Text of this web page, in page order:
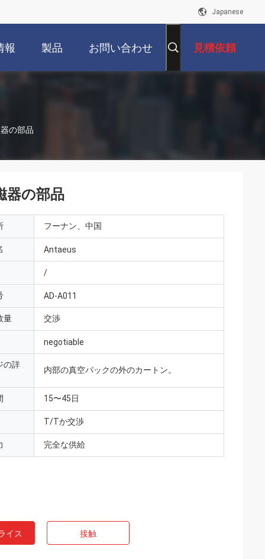
Japanese
報 製品 お問い合わせ 見積依頼
の部品
器の部品
フーナン、中国
Antaeus
/
AD-A011
量 交渉
negotiable
の詳
内部の真空パックの外のカートン。
15〜45日
T/Tか交渉
完全な供給
イス 接触